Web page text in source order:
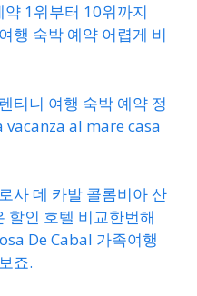
1위부터 10위까지
행 숙박 예약 어렵게 비
티니 여행 숙박 예약 정
vacanza al mare casa
사 데 카발 콜롬비아 산
할인 호텔 비교한번해
De Cabal 가족여행
죠.